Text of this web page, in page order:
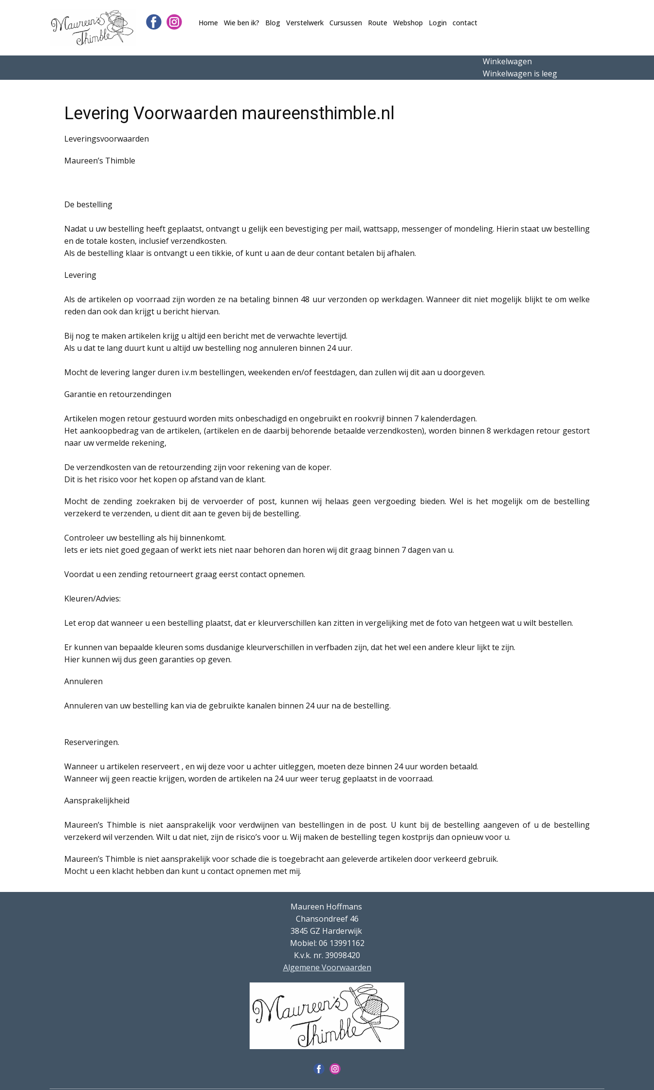
Home Wie ben ik? Blog Verstelwerk Cursussen Route Webshop Login contact
Winkelwagen
Winkelwagen is leeg
Levering Voorwaarden maureensthimble.nl
Leveringsvoorwaarden
Maureen’s Thimble
De bestelling
Nadat u uw bestelling heeft geplaatst, ontvangt u gelijk een bevestiging per mail, wattsapp, messenger of mondeling. Hierin staat uw bestelling
en de totale kosten, inclusief verzendkosten.
Als de bestelling klaar is ontvangt u een tikkie, of kunt u aan de deur contant betalen bij afhalen.
Levering
Als de artikelen op voorraad zijn worden ze na betaling binnen 48 uur verzonden op werkdagen. Wanneer dit niet mogelijk blijkt te om welke
reden dan ook dan krijgt u bericht hiervan.
Bij nog te maken artikelen krijg u altijd een bericht met de verwachte levertijd.
Als u dat te lang duurt kunt u altijd uw bestelling nog annuleren binnen 24 uur.
Mocht de levering langer duren i.v.m bestellingen, weekenden en/of feestdagen, dan zullen wij dit aan u doorgeven.
Garantie en retourzendingen
Artikelen mogen retour gestuurd worden mits onbeschadigd en ongebruikt en rookvrij! binnen 7 kalenderdagen.
Het aankoopbedrag van de artikelen, (artikelen en de daarbij behorende betaalde verzendkosten), worden binnen 8 werkdagen retour gestort
naar uw vermelde rekening,
De verzendkosten van de retourzending zijn voor rekening van de koper.
Dit is het risico voor het kopen op afstand van de klant.
Mocht de zending zoekraken bij de vervoerder of post, kunnen wij helaas geen vergoeding bieden. Wel is het mogelijk om de bestelling
verzekerd te verzenden, u dient dit aan te geven bij de bestelling.
Controleer uw bestelling als hij binnenkomt.
Iets er iets niet goed gegaan of werkt iets niet naar behoren dan horen wij dit graag binnen 7 dagen van u.
Voordat u een zending retourneert graag eerst contact opnemen.
Kleuren/Advies:
Let erop dat wanneer u een bestelling plaatst, dat er kleurverschillen kan zitten in vergelijking met de foto van hetgeen wat u wilt bestellen.
Er kunnen van bepaalde kleuren soms dusdanige kleurverschillen in verfbaden zijn, dat het wel een andere kleur lijkt te zijn.
Hier kunnen wij dus geen garanties op geven.
Annuleren
Annuleren van uw bestelling kan via de gebruikte kanalen binnen 24 uur na de bestelling.
Reserveringen.
Wanneer u artikelen reserveert , en wij deze voor u achter uitleggen, moeten deze binnen 24 uur worden betaald.
Wanneer wij geen reactie krijgen, worden de artikelen na 24 uur weer terug geplaatst in de voorraad.
Aansprakelijkheid
Maureen’s Thimble is niet aansprakelijk voor verdwijnen van bestellingen in de post. U kunt bij de bestelling aangeven of u de bestelling
verzekerd wil verzenden. Wilt u dat niet, zijn de risico’s voor u. Wij maken de bestelling tegen kostprijs dan opnieuw voor u.
Maureen’s Thimble is niet aansprakelijk voor schade die is toegebracht aan geleverde artikelen door verkeerd gebruik.
Mocht u een klacht hebben dan kunt u contact opnemen met mij.
Maureen Hoffmans
Chansondreef 46
3845 GZ Harderwijk
Mobiel: 06 13991162
K.v.k. nr. 39098420
Algemene Voorwaarden